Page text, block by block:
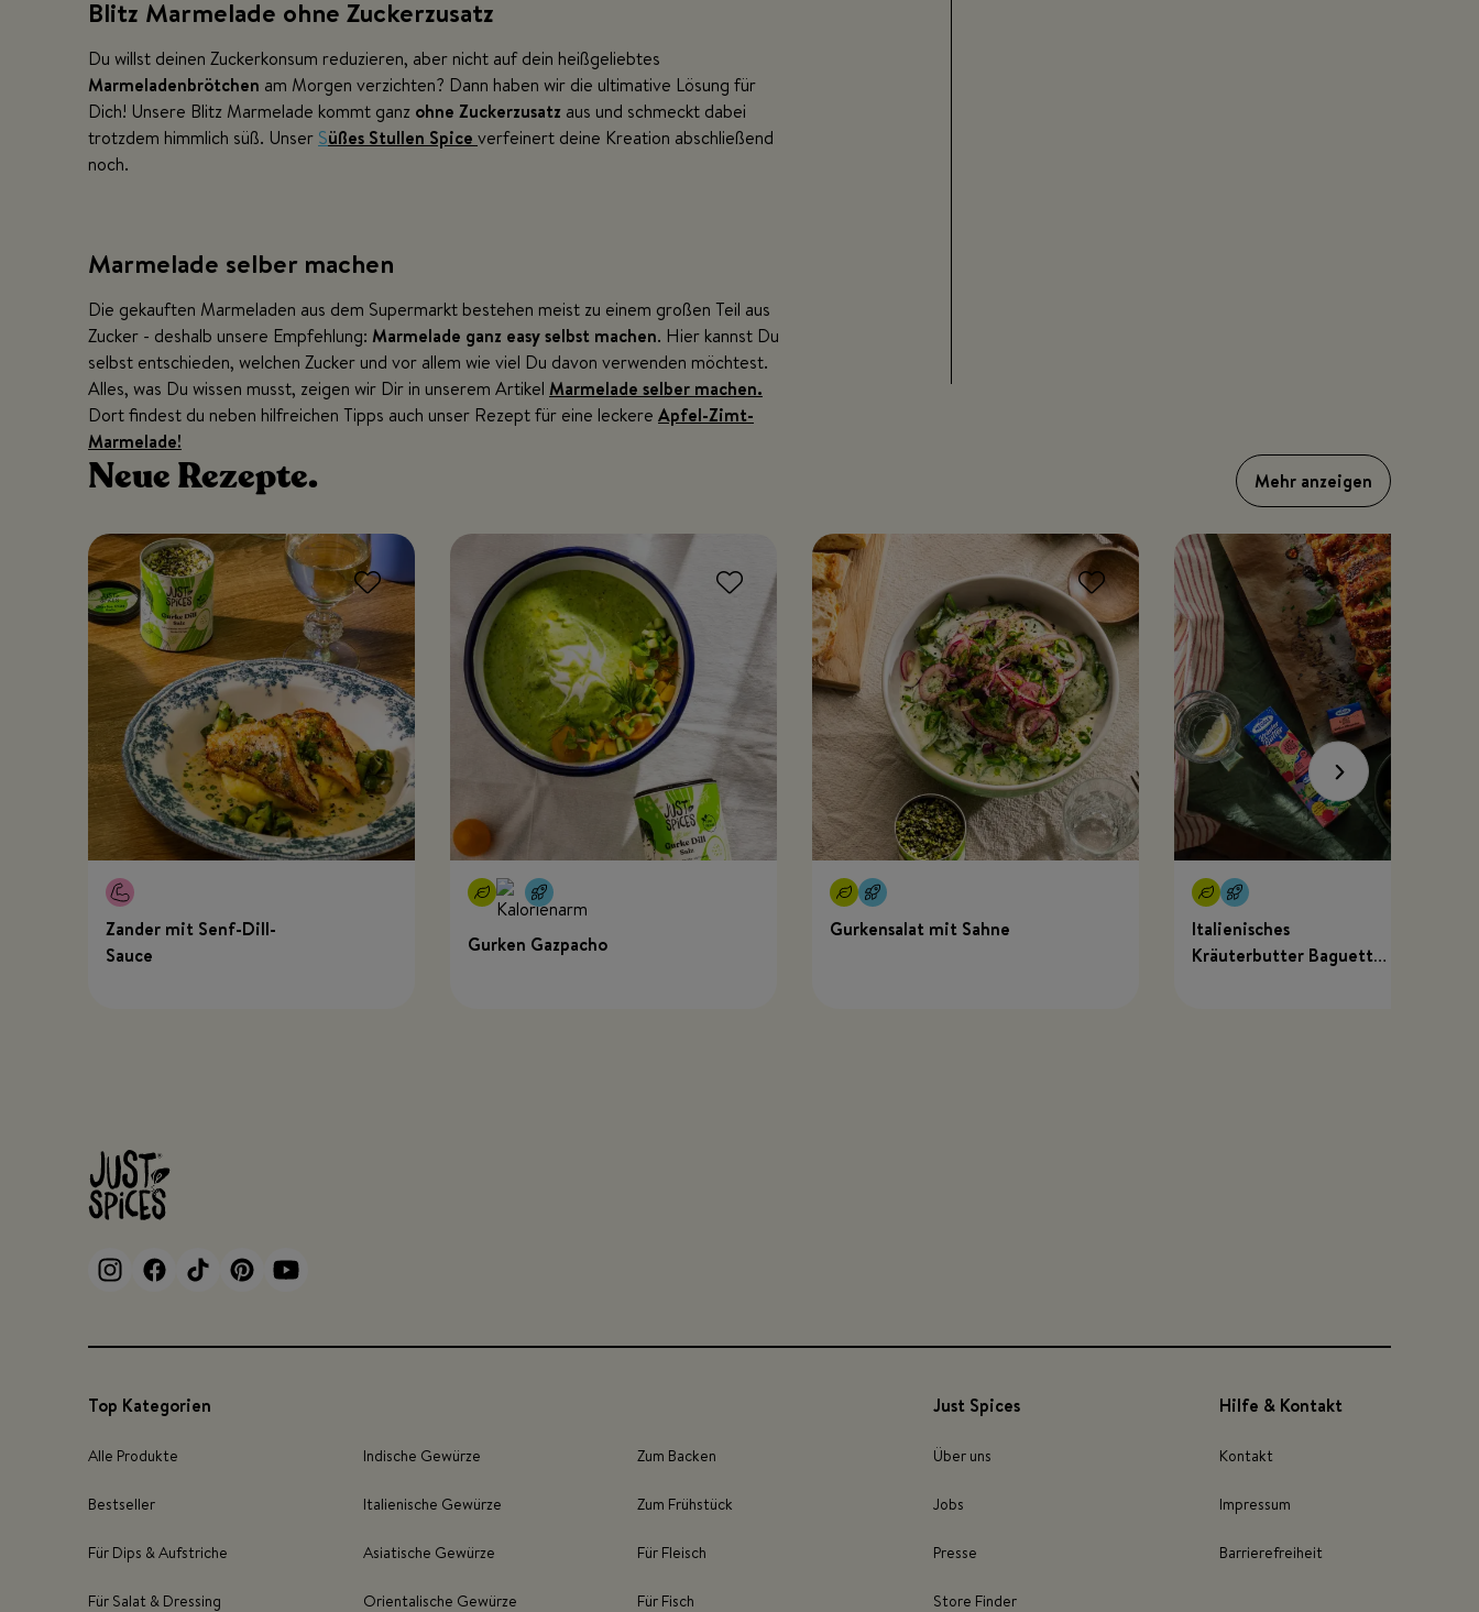
Blitz Marmelade ohne Zuckerzusatz
Du willst deinen Zuckerkonsum reduzieren, aber nicht auf dein heißgeliebtes
Marmeladenbrötchen am Morgen verzichten? Dann haben wir die ultimative Lösung für
Dich! Unsere Blitz Marmelade kommt ganz ohne Zuckerzusatz aus und schmeckt dabei
trotzdem himmlich süß. Unser Süßes Stullen Spice verfeinert deine Kreation abschließend
noch.
Marmelade selber machen
Die gekauften Marmeladen aus dem Supermarkt bestehen meist zu einem großen Teil aus
Zucker - deshalb unsere Empfehlung: Marmelade ganz easy selbst machen. Hier kannst Du
selbst entschieden, welchen Zucker und vor allem wie viel Du davon verwenden möchtest.
Alles, was Du wissen musst, zeigen wir Dir in unserem Artikel Marmelade selber machen.
Dort findest du neben hilfreichen Tipps auch unser Rezept für eine leckere Apfel-Zimt-
Marmelade!
NeueRezepte. Mehr anzeigen
Zander mit Senf-Dill-
Sauce
Gurken Gazpacho
Gurkensalat mit Sahne
Italienisches
Kräuterbutter Baguette
Top Kategorien
Alle Produkte
Bestseller
Für Dips & Aufstriche
Für Salat & Dressing
Indische Gewürze
Italienische Gewürze
Asiatische Gewürze
Orientalische Gewürze
Zum Backen
Zum Frühstück
Für Fleisch
Für Fisch
Just Spices
Über uns
Jobs
Presse
Store Finder
Hilfe & Kontakt
Kontakt
Impressum
Barrierefreiheit